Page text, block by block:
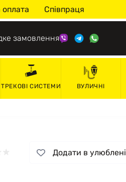
Співпраця
замовлення
ТРЕКОВІ СИСТЕМИ ВУЛИЧНІ
Додати в улюблені